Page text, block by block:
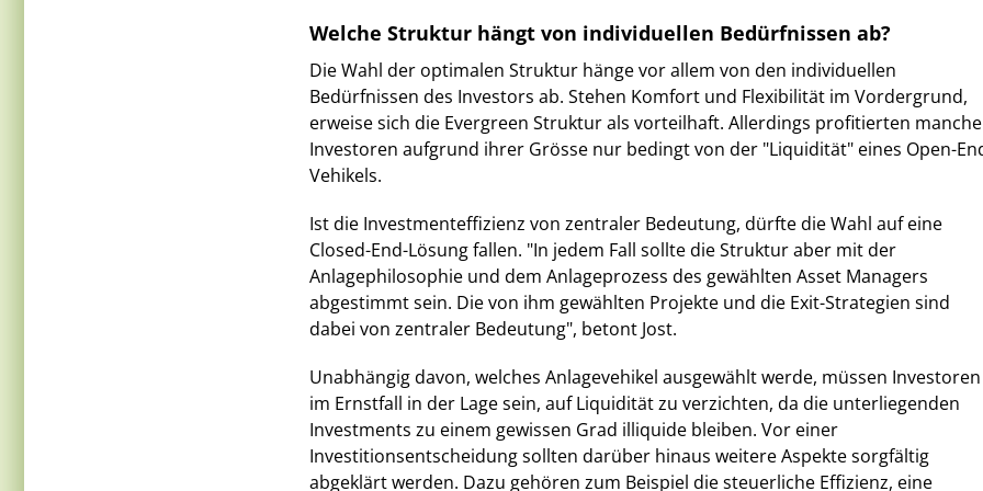
Welche Struktur hängt von individuellen Bedürfnissen ab?
Die Wahl der optimalen Struktur hänge vor allem von den individuellen
Bedürfnissen des Investors ab. Stehen Komfort und Flexibilität im Vordergrund,
erweise sich die Evergreen Struktur als vorteilhaft. Allerdings profitierten manche
Investoren aufgrund ihrer Grösse nur bedingt von der "Liquidität" eines Open-
Vehikels.
Ist die Investmenteffizienz von zentraler Bedeutung, dürfte die Wahl auf eine
Closed-End-Lösung fallen. "In jedem Fall sollte die Struktur aber mit der
Anlagephilosophie und dem Anlageprozess des gewählten Asset Managers
abgestimmt sein. Die von ihm gewählten Projekte und die Exit-Strategien sind
dabei von zentraler Bedeutung", betont Jost.
Unabhängig davon, welches Anlagevehikel ausgewählt werde, müssen Investoren
im Ernstfall in der Lage sein, auf Liquidität zu verzichten, da die unterliegenden
Investments zu einem gewissen Grad illiquide bleiben. Vor einer
Investitionsentscheidung sollten darüber hinaus weitere Aspekte sorgfältig
abgeklärt werden. Dazu gehören zum Beispiel die steuerliche Effizienz, eine